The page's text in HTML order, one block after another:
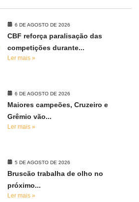
6 DE AGOSTO DE 2026
CBF reforça paralisação das
competições durante...
Ler mais »
6 DE AGOSTO DE 2026
Maiores campeões, Cruzeiro e
Grêmio vão...
Ler mais »
5 DE AGOSTO DE 2026
Bruscão trabalha de olho no
próximo...
Ler mais »